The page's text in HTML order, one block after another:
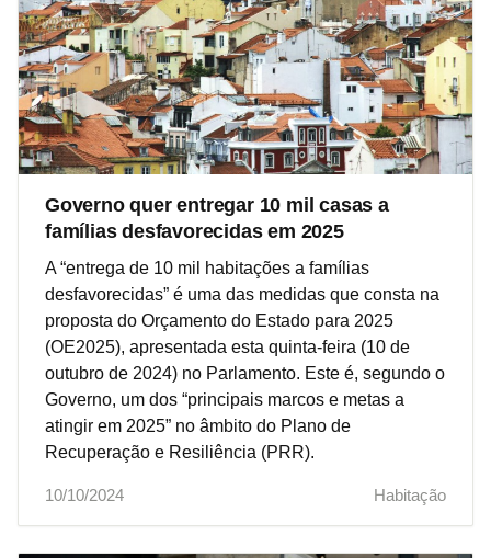
Governo quer entregar 10 mil casas a
famílias desfavorecidas em 2025
A “entrega de 10 mil habitações a famílias
desfavorecidas” é uma das medidas que consta na
proposta do Orçamento do Estado para 2025
(OE2025), apresentada esta quinta-feira (10 de
outubro de 2024) no Parlamento. Este é, segundo o
Governo, um dos “principais marcos e metas a
atingir em 2025” no âmbito do Plano de
Recuperação e Resiliência (PRR).
10/10/2024 Habitação